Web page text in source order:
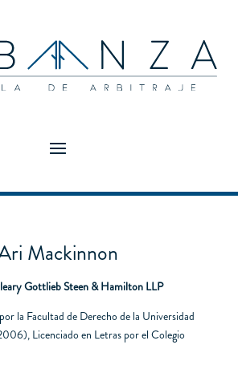
Mackinnon
Gottlieb Steen & Hamilton LLP
la Facultad de Derecho de la Universidad
Licenciado en Letras por el Colegio